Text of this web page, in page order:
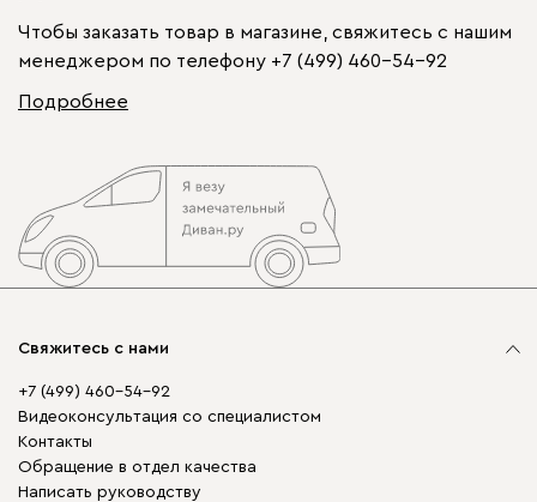
Чтобы заказать товар в магазине, свяжитесь с нашим
менеджером по телефону +7 (499) 460-54-92
Подробнее
Свяжитесь с нами
+7 (499) 460-54-92
Видеоконсультация со специалистом
Контакты
Обращение в отдел качества
Написать руководству